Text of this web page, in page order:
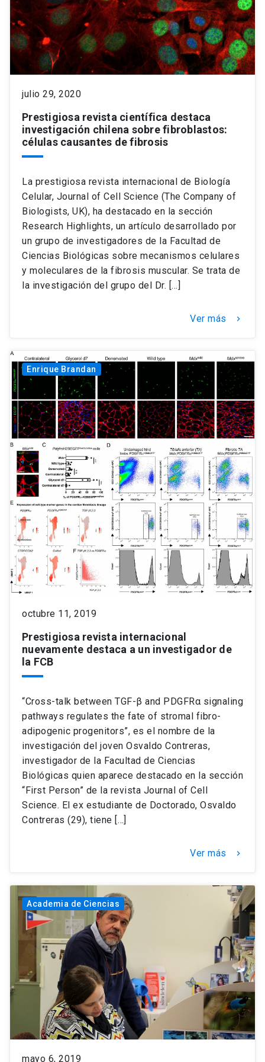
julio 29, 2020
Prestigiosa revista científica destaca
investigación chilena sobre fibroblastos:
células causantes de fibrosis
La prestigiosa revista internacional de Biología
Celular, Journal of Cell Science (The Company of
Biologists, UK), ha destacado en la sección
Research Highlights, un artículo desarrollado por
un grupo de investigadores de la Facultad de
Ciencias Biológicas sobre mecanismos celulares
y moleculares de la fibrosis muscular. Se trata de
la investigación del grupo del Dr. […]
Ver más keyboard_arrow_right
Enrique Brandan
octubre 11, 2019
Prestigiosa revista internacional
nuevamente destaca a un investigador de
la FCB
“Cross-talk between TGF-β and PDGFRα signaling
pathways regulates the fate of stromal fibro-
adipogenic progenitors”, es el nombre de la
investigación del joven Osvaldo Contreras,
investigador de la Facultad de Ciencias
Biológicas quien aparece destacado en la sección
“First Person” de la revista Journal of Cell
Science. El ex estudiante de Doctorado, Osvaldo
Contreras (29), tiene […]
Ver más keyboard_arrow_right
Academia de Ciencias
mayo 6, 2019